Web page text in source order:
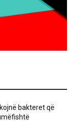
bakteret që